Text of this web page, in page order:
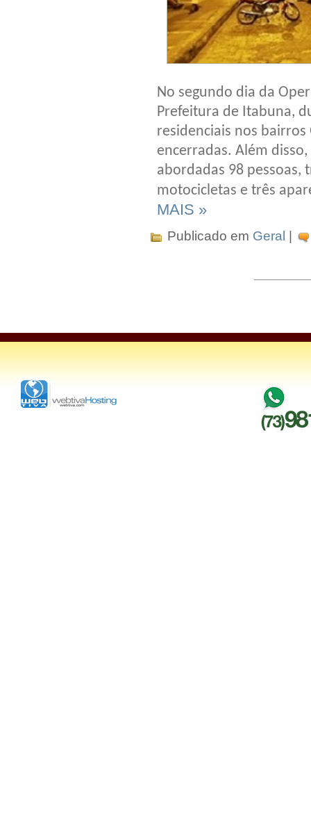
No segundo dia da
Prefeitura de Itabuna,
residenciais nos
encerradas. Além
abordadas 98 pessoas,
motocicletas e três
MAIS »
Publicado em Geral |